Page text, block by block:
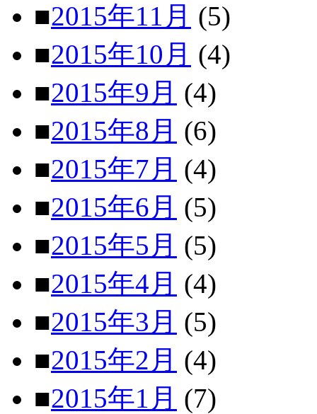
■2015年11月 (5)
■2015年10月 (4)
■2015年9月 (4)
■2015年8月 (6)
■2015年7月 (4)
■2015年6月 (5)
■2015年5月 (5)
■2015年4月 (4)
■2015年3月 (5)
■2015年2月 (4)
■2015年1月 (7)